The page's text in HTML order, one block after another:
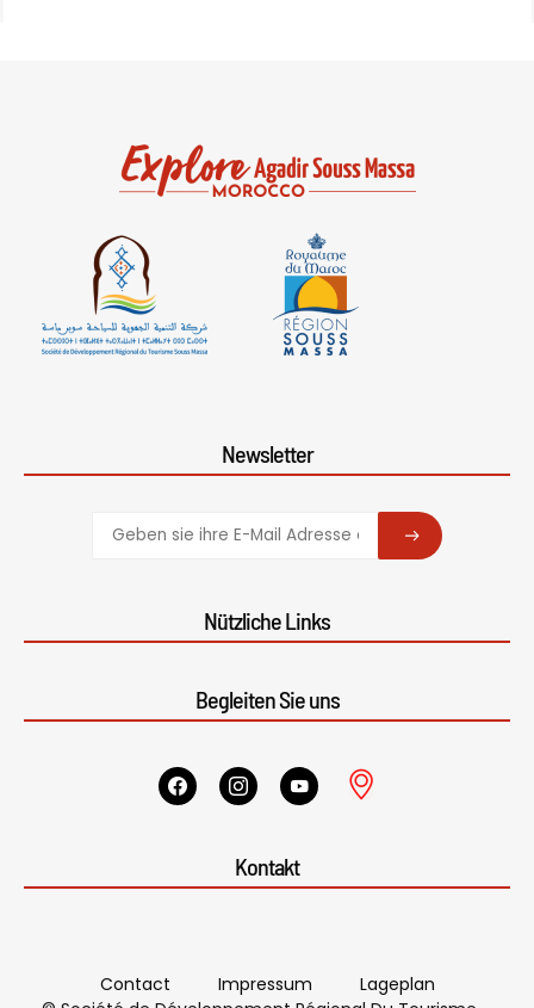
Newsletter
SUBSCRIBE
Nützliche Links
Begleiten Sie uns
Kontakt
Contact Impressum
Lageplan